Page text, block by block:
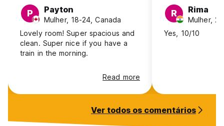
P Payton
Mulher, 18-24, Canada
Lovely room! Super spacious and
clean. Super nice if you have a
train in the morning.
Read more
R Rima
Mulher,
Yes, 10/10
Ver todos os comentários